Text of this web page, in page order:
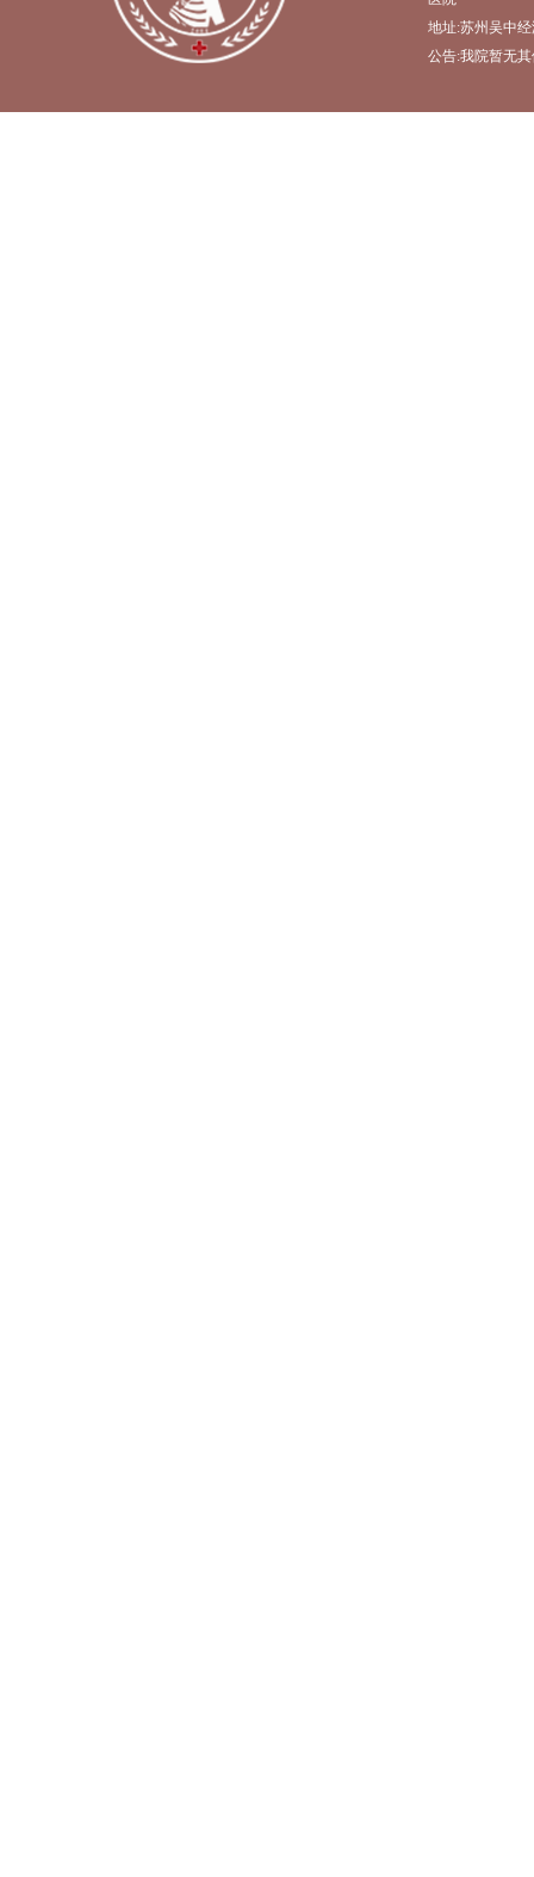
地址:苏州吴中
公告:我院暂无